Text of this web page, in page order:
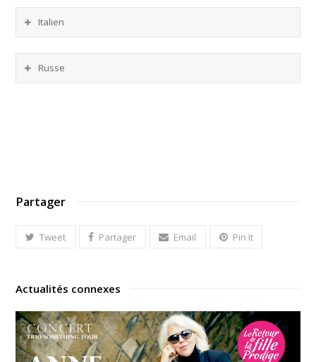
Italien
Russe
Partager
Tweet Partager Email Pin It
Actualités connexes